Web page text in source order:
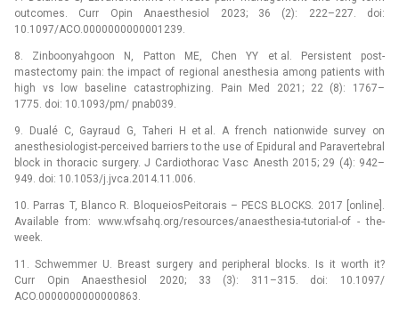
outcomes. Curr Opin Anaesthesiol 2023; 36 (2): 222–227. doi:
10.1097/ACO.0000000000001239.
8. Zinboonyahgoon N, Patton ME, Chen YY et al. Persistent post-
mastectomy pain: the impact of regional anesthesia among patients with
high vs low baseline catastrophizing. Pain Med 2021; 22 (8): 1767–
1775. doi: 10.1093/pm/ pnab039.
9. Dualé C, Gayraud G, Taheri H et al. A french nationwide survey on
anesthesiologist-perceived barriers to the use of Epidural and Paravertebral
block in thoracic surgery. J Cardiothorac Vasc Anesth 2015; 29 (4): 942–
949. doi: 10.1053/j.jvca.2014.11.006.
10. Parras T, Blanco R. BloqueiosPeitorais –⁠ PECS BLOCKS. 2017 [online].
Available from: www.wfsahq.org/resources/anaesthesia-tutorial-of -⁠ the-
week.
11. Schwemmer U. Breast surgery and peripheral blocks. Is it worth it?
Curr Opin Anaesthesiol 2020; 33 (3): 311–315. doi: 10.1097/
ACO.0000000000000863.